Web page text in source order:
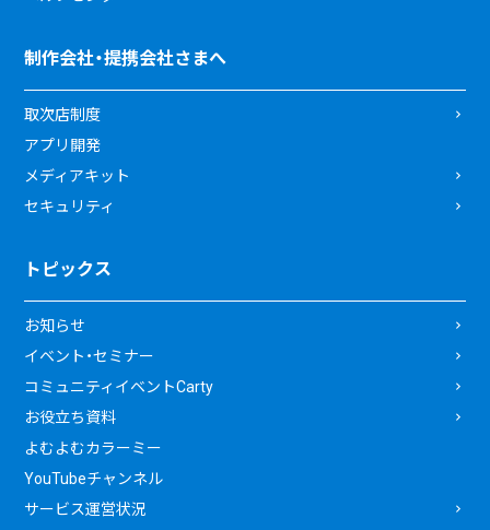
制作会社・提携会社さまへ
取次店制度
アプリ開発
メディアキット
セキュリティ
トピックス
お知らせ
イベント・セミナー
コミュニティイベントCarty
お役立ち資料
よむよむカラーミー
YouTubeチャンネル
サービス運営状況